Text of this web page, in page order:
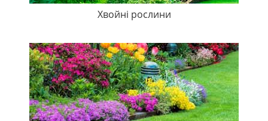
Хвойні рослини